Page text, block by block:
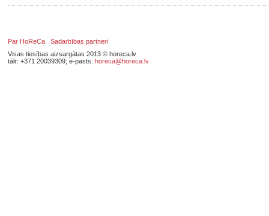
Par HoReCa
Sadarbības partneri
Visas tiesības aizsargātas 2013 © horeca.lv
tālr: +371 20039309; e-pasts: horeca@horeca.lv